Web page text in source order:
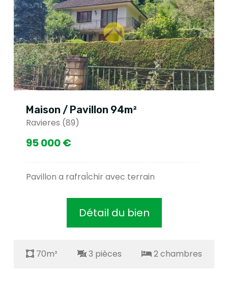
Maison / Pavillon 94m²
Ravieres (89)
95 000 €
Pavillon a rafraÎchir avec terrain
Détail du bien
70m² 3 pièces 2 chambres